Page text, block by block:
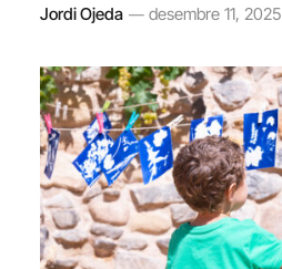
Jordi Ojeda desembre 11, 2025